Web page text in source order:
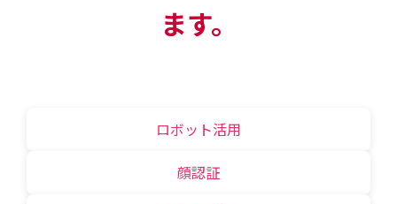
ます。
ロボット活用
顔認証